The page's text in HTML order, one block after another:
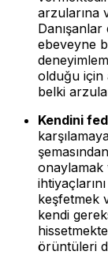
arzularına
ebeveyne
olduğu için
belki
Kendini
onaylamak
keşfetmek
kendi
örüntüleri